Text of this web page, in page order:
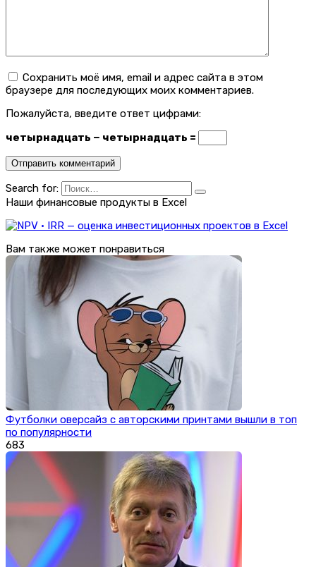
Сохранить моё имя, email и адрес сайта в этом
браузере для последующих моих комментариев.
Пожалуйста, введите ответ цифрами:
четырнадцать − четырнадцать =
Search for:
Наши финансовые продукты в Excel
Вам также может понравиться
Футболки оверсайз с авторскими принтами вышли в топ
по популярности
683